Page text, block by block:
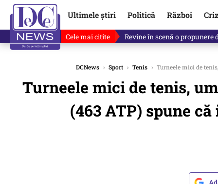
Ultimele știri Politică Război
Cele mai citite Drona explodată în
DCNews › Sport › Tenis › Turneele mici de
Turneele mici de tenis,
(463 ATP) spune